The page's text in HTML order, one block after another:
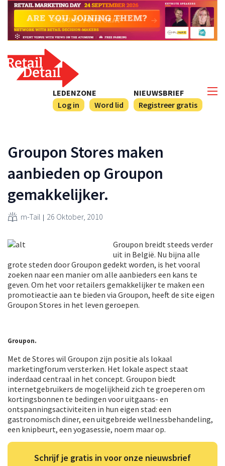
NIEUWSBRIEF
Registreer gratis
LEDENZONE
Log in
Word lid
Groupon Stores maken
aanbieden op Groupon
gemakkelijker.
m-Tail 26 Oktober, 2010
Groupon breidt steeds verder
uit in België. Nu bijna alle
grote steden door Groupon gedekt worden, is het vooral
zoeken naar een manier om alle aanbieders een kans te
geven. Om het voor retailers gemakkelijker te maken een
promotieactie aan te bieden via Groupon, heeft de site eigen
Groupon Stores in het leven geroepen.
Groupon.
Met de Stores wil Groupon zijn positie als lokaal
marketingforum versterken. Het lokale aspect staat
inderdaad centraal in het concept. Groupon biedt
internetgebruikers de mogelijkheid zich te groeperen om
kortingsbonnen te bedingen voor uitgaans- en
ontspanningsactiviteiten in hun eigen stad: een
gastronomisch diner, een uitgebreide wellnessbehandeling,
een knipbeurt, een yogasessie, noem maar op.
Schrijf je gratis in voor onze nieuwsbrief